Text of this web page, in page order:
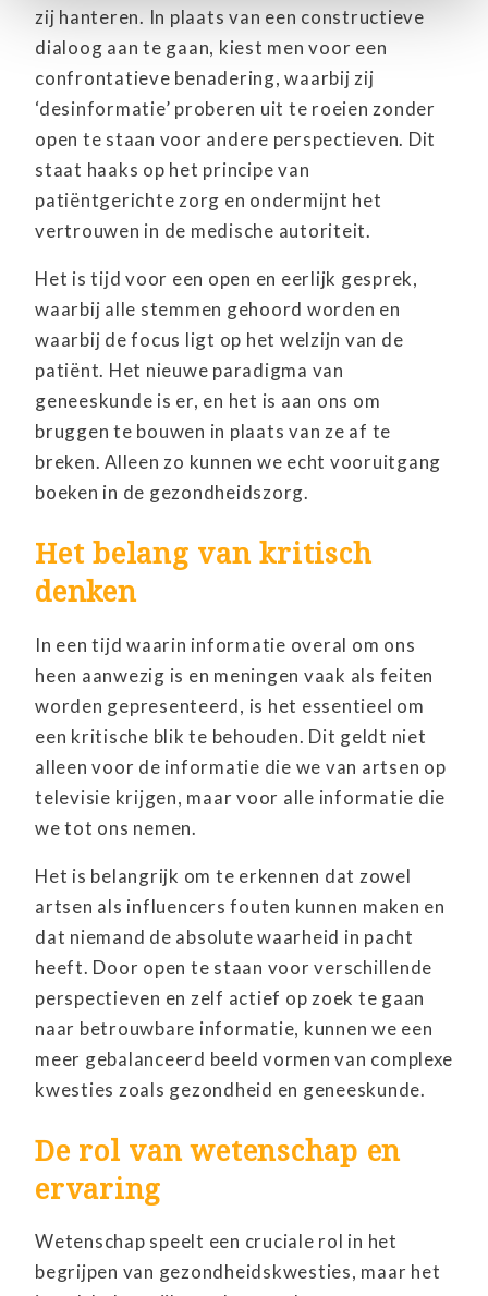
zij hanteren. In plaats van een constructieve
dialoog aan te gaan, kiest men voor een
confrontatieve benadering, waarbij zij
‘desinformatie’ proberen uit te roeien zonder
open te staan voor andere perspectieven. Dit
staat haaks op het principe van
patiëntgerichte zorg en ondermijnt het
vertrouwen in de medische autoriteit.
Het is tijd voor een open en eerlijk gesprek,
waarbij alle stemmen gehoord worden en
waarbij de focus ligt op het welzijn van de
patiënt. Het nieuwe paradigma van
geneeskunde is er, en het is aan ons om
bruggen te bouwen in plaats van ze af te
breken. Alleen zo kunnen we echt vooruitgang
boeken in de gezondheidszorg.
Het belang van kritisch
denken
In een tijd waarin informatie overal om ons
heen aanwezig is en meningen vaak als feiten
worden gepresenteerd, is het essentieel om
een kritische blik te behouden. Dit geldt niet
alleen voor de informatie die we van artsen op
televisie krijgen, maar voor alle informatie die
we tot ons nemen.
Het is belangrijk om te erkennen dat zowel
artsen als influencers fouten kunnen maken en
dat niemand de absolute waarheid in pacht
heeft. Door open te staan voor verschillende
perspectieven en zelf actief op zoek te gaan
naar betrouwbare informatie, kunnen we een
meer gebalanceerd beeld vormen van complexe
kwesties zoals gezondheid en geneeskunde.
De rol van wetenschap en
ervaring
Wetenschap speelt een cruciale rol in het
begrijpen van gezondheidskwesties, maar het